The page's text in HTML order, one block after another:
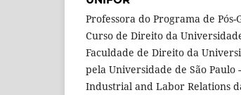
Professora do Programa de
Curso de Direito da
Faculdade de Direito da
pela Universidade de São Paulo
Industrial and Labor Relations